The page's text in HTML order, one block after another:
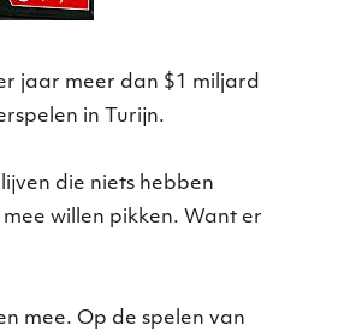
jaar meer dan $1 miljard
in Turijn.
die niets hebben
willen pikken. Want er
mee. Op de spelen van